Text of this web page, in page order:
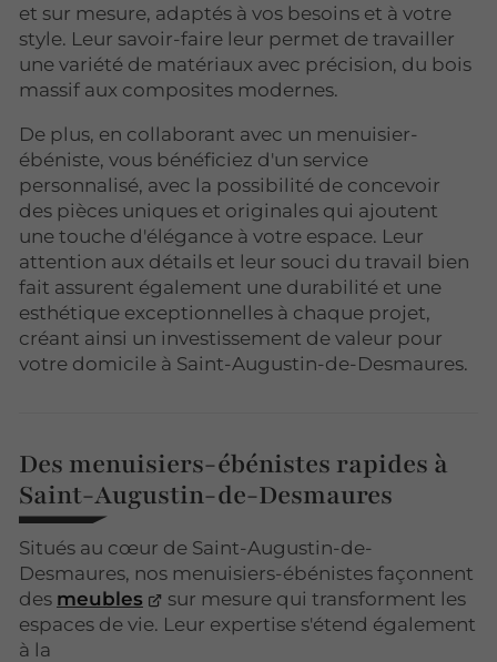
et sur mesure, adaptés à vos besoins et à votre
style. Leur savoir-faire leur permet de travailler
une variété de matériaux avec précision, du bois
massif aux composites modernes.
De plus, en collaborant avec un menuisier-
ébéniste, vous bénéficiez d'un service
personnalisé, avec la possibilité de concevoir
des pièces uniques et originales qui ajoutent
une touche d'élégance à votre espace. Leur
attention aux détails et leur souci du travail bien
fait assurent également une durabilité et une
esthétique exceptionnelles à chaque projet,
créant ainsi un investissement de valeur pour
votre domicile à Saint-Augustin-de-Desmaures.
Des menuisiers-ébénistes rapides à
Saint-Augustin-de-Desmaures
Situés au cœur de Saint-Augustin-de-
Desmaures, nos menuisiers-ébénistes façonnent
des meubles
sur mesure qui transforment les
espaces de vie. Leur expertise s'étend également
à la